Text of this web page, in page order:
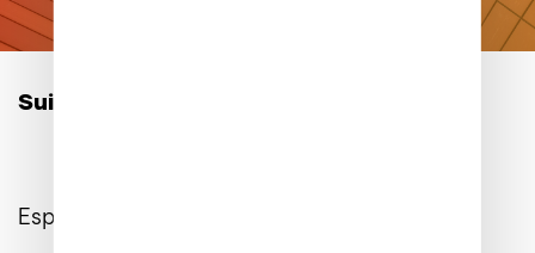
Suivez-nous sur les réseaux :
Espace Client